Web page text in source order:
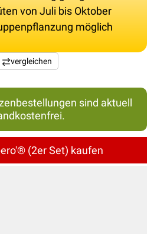
von Juli bis Oktober
möglich
vergleichen
sind aktuell
(2er Set) kaufen